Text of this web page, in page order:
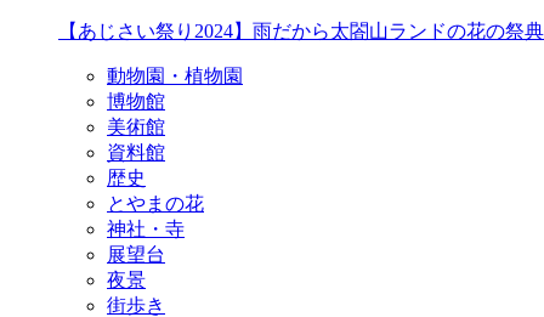
【あじさい祭り2024】雨だから太閤山ランドの花の祭
動物園・植物園
博物館
美術館
資料館
歴史
とやまの花
神社・寺
展望台
夜景
街歩き